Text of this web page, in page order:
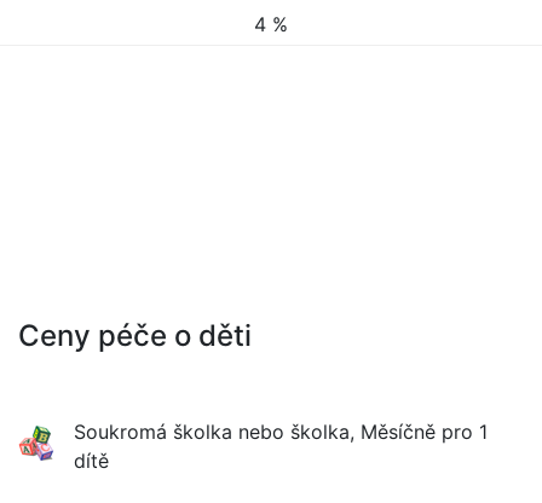
4 %
Ceny péče o děti
Soukromá školka nebo školka, Měsíčně pro 1
dítě